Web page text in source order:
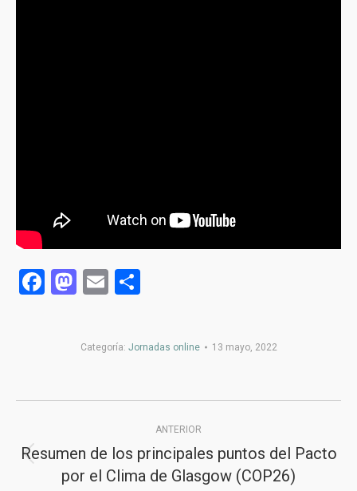
Facebook
Mastodon
Email
Categoría: Jornadas online 13 mayo, 2022
entre
publicaciones
ANTERIOR
Publicación
anterior:
Resumen de los principales puntos del Pacto
por el Clima de Glasgow (COP26)